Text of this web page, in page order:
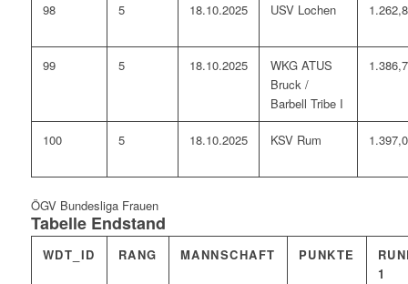
98 5 18.10.2025 USV Lochen
99 5 18.10.2025
WKG ATUS
Bruck /
Barbell Tribe I
100 5 18.10.2025 KSV Rum
ÖGV Bundesliga Frauen
Tabelle Endstand
WDT_ID RANG MANNSCHAFT PUNKTE
1